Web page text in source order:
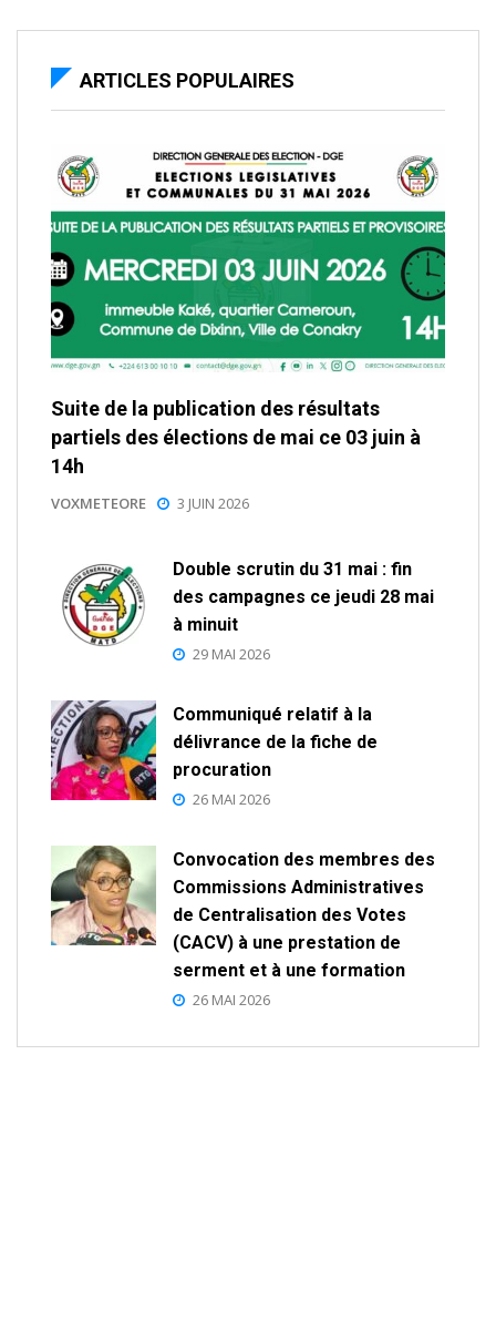
ARTICLES POPULAIRES
Suite de la publication des résultats
partiels des élections de mai ce 03 juin à
14h
VOXMETEORE 3 JUIN 2026
Double scrutin du 31 mai : fin
des campagnes ce jeudi 28 mai
à minuit
29 MAI 2026
Communiqué relatif à la
délivrance de la fiche de
procuration
26 MAI 2026
Convocation des membres des
Commissions Administratives
de Centralisation des Votes
(CACV) à une prestation de
serment et à une formation
26 MAI 2026